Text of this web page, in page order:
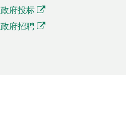
政府投标
政府招聘